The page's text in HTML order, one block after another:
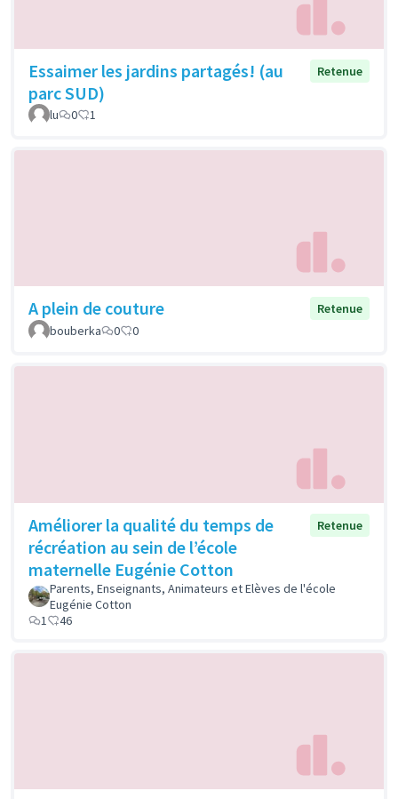
Essaimer les jardins partagés! (au
parc SUD)
Retenue
lu 0 1
A plein de couture
Retenue
bouberka
0 0
Améliorer la qualité du temps de
récréation au sein de l’école
maternelle Eugénie Cotton
Retenue
Parents, Enseignants, Animateurs et Elèves de l'école
Eugénie Cotton
1
46